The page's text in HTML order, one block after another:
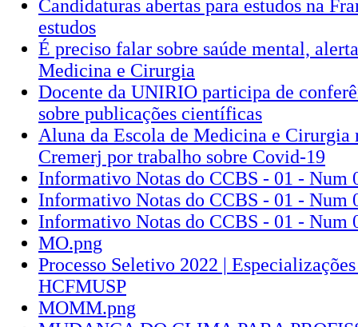
Candidaturas abertas para estudos na
estudos
É preciso falar sobre saúde mental,
Medicina e Cirurgia
Docente da UNIRIO participa de
sobre publicações científicas
Aluna da Escola de Medicina e Cirurgia
Cremerj por trabalho sobre Covid-19
Informativo Notas do CCBS - 01 - Num
Informativo Notas do CCBS - 01 - Num
Informativo Notas do CCBS - 01 - Num
MO.png
Processo Seletivo 2022 |
HCFMUSP
MOMM.png